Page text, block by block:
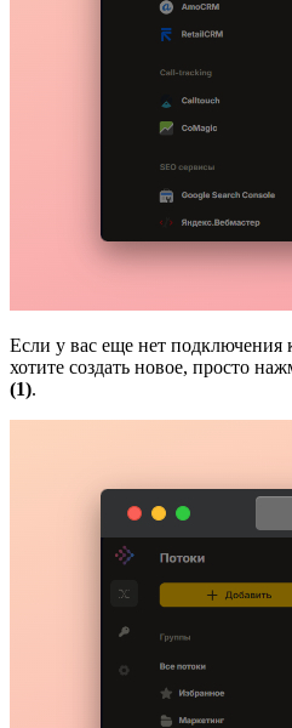
Если у вас еще нет
хотите создать новое, просто
(1).